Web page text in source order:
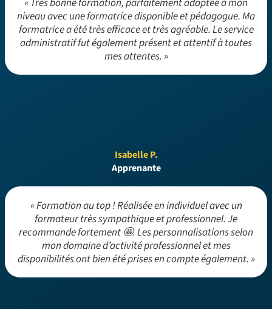
niveau avec une formatrice disponible et pédagogue. Ma
formatrice a été très efficace et très agréable. Le service
administratif fut également présent et attentif à toutes
mes attentes. »
Isabelle P.
Apprenante
« Formation au top ! Réalisée en individuel avec un
formateur très sympathique et professionnel. Je
recommande fortement 🤩. Les personnalisations selon
mon domaine d’activité professionnel et mes
disponibilités ont bien été prises en compte également. »